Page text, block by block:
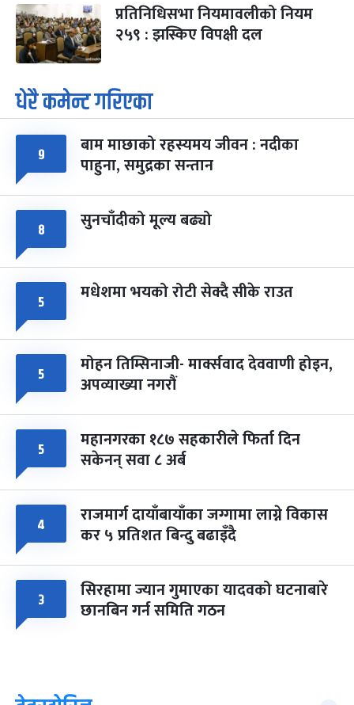
प्रतिनिधिसभा नियमावलीको नियम
२५९ : झस्किए विपक्षी दल
धेरै कमेन्ट गरिएका
९ बाम माछाको रहस्यमय जीवन : नदीका
पाहुना, समुद्रका सन्तान
८ सुनचाँदीको मूल्य बढ्यो
५ मधेशमा भयको रोटी सेक्दै सीके राउत
५ मोहन तिम्सिनाजी- मार्क्सवाद देववाणी होइन,
अपव्याख्या नगरौं
५ महानगरका १८७ सहकारीले फिर्ता दिन
सकेनन् सवा ८ अर्ब
४ राजमार्ग दायाँबायाँका जग्गामा लाग्ने विकास
कर ५ प्रतिशत बिन्दु बढाइँदै
३ सिरहामा ज्यान गुमाएका यादवको घटनाबारे
छानबिन गर्न समिति गठन